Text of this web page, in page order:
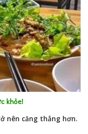
khỏe!
nên căng thẳng hơn.